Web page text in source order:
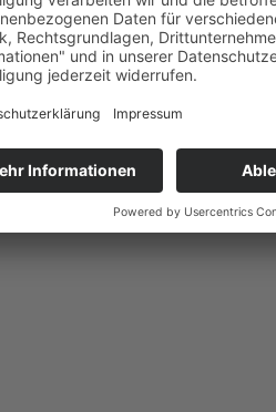
2026 und es geht weiter …